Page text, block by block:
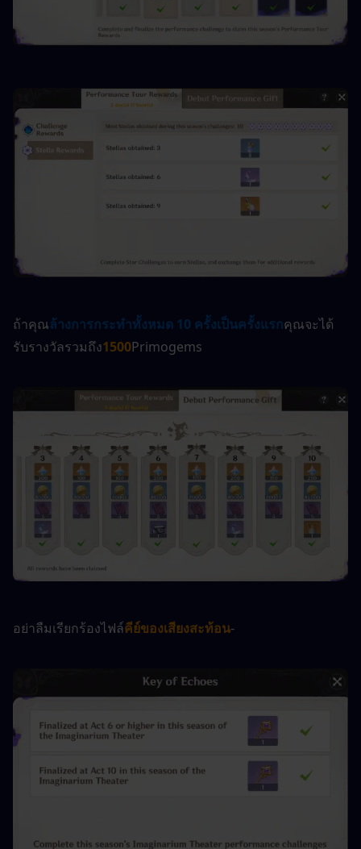
ถ้าคุณล้างการกระทำทั้งหมด 10 ครั้งเป็นครั้งแรกคุณจะได้
รับรางวัลรวมถึง1500Primogems
อย่าลืมเรียกร้องไฟล์คีย์ของเสียงสะท้อน-